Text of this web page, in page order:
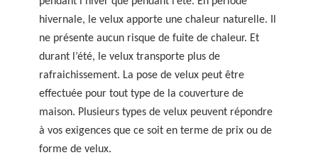
hivernale, le velux apporte une chaleur naturelle. Il
ne présente aucun risque de fuite de chaleur. Et
durant l’été, le velux transporte plus de
rafraichissement. La pose de velux peut être
effectuée pour tout type de la couverture de
maison. Plusieurs types de velux peuvent répondre
à vos exigences que ce soit en terme de prix ou de
forme de velux.